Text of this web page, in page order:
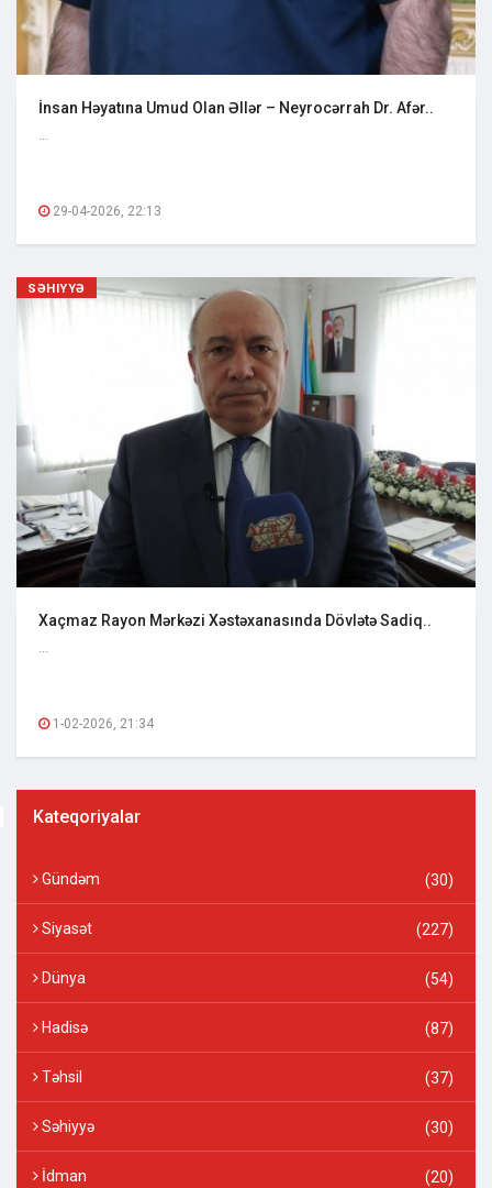
İnsan Həyatına Umud Olan Əllər – Neyrocərrah Dr. Afər..
...
29-04-2026, 22:13
SƏHIYYƏ
Xaçmaz Rayon Mərkəzi Xəstəxanasında Dövlətə Sadiq..
...
1-02-2026, 21:34
Kateqoriyalar
Gündəm (30)
Siyasət (227)
Dünya (54)
Hadisə (87)
Təhsil (37)
Səhiyyə (30)
İdman (20)